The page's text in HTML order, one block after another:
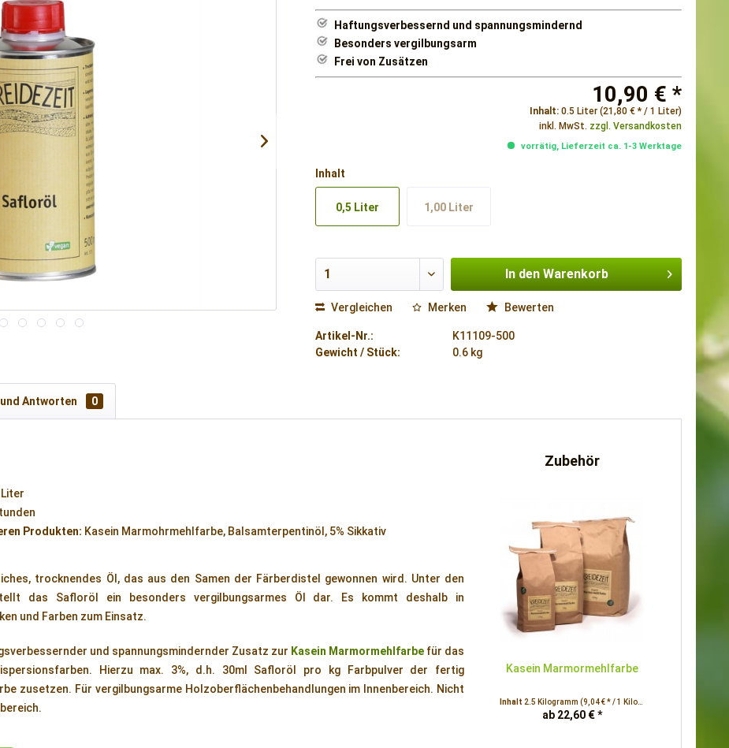
Haftungsverbessernd und spannungsmindernd
Besonders vergilbungsarm
Frei von Zusätzen
10,90 € *
Inhalt: 0.5 Liter (21,80 € * / 1 Liter)
inkl. MwSt. zzgl. Versandkosten
vorrätig, Lieferzeit ca. 1-3 Werktage
Inhalt
0,5 Liter 1,00 Liter
In den Warenkorb
Vergleichen Merken Bewerten
Artikel-Nr.:
K11109-500
Gewicht / Stück:
0.6 kg
Antworten 0
Liter
Produkten: Kasein Marmohrmehlfarbe, Balsamterpentinöl, 5% Sikkativ
trocknendes Öl, das aus den Samen der Färberdistel gewonnen wird. Unter den
das Safloröl ein besonders vergilbungsarmes Öl dar. Es kommt deshalb in
und Farben zum Einsatz.
und spannungsmindernder Zusatz zur Kasein Marmormehlfarbefür das
Hierzu max. 3%, d.h. 30ml Safloröl pro kg Farbpulver der fertig
zusetzen. Für vergilbungsarme Holzoberflächenbehandlungen im Innenbereich. Nicht
Zubehör
Kasein Marmormehlfarbe
Inhalt 2.5 Kilogramm (9,04 € * / 1 Kilogramm)
ab 22,60 € *